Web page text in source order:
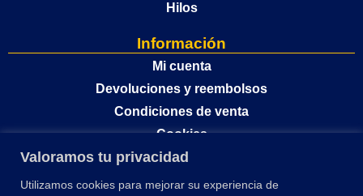
Valoramos tu privacidad
Utilizamos cookies para mejorar su experiencia de
Hilos
Información
Mi cuenta
Devoluciones y reembolsos
Condiciones de venta
Cookies
Política de privacidad